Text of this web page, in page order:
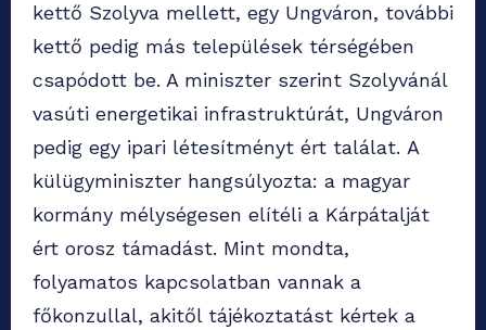
kettő Szolyva mellett, egy Ungváron, további
kettő pedig más települések térségében
csapódott be. A miniszter szerint Szolyvánál
vasúti energetikai infrastruktúrát, Ungváron
pedig egy ipari létesítményt ért találat. A
külügyminiszter hangsúlyozta: a magyar
kormány mélységesen elítéli a Kárpátalját
ért orosz támadást. Mint mondta,
folyamatos kapcsolatban vannak a
főkonzullal, akitől tájékoztatást kértek a